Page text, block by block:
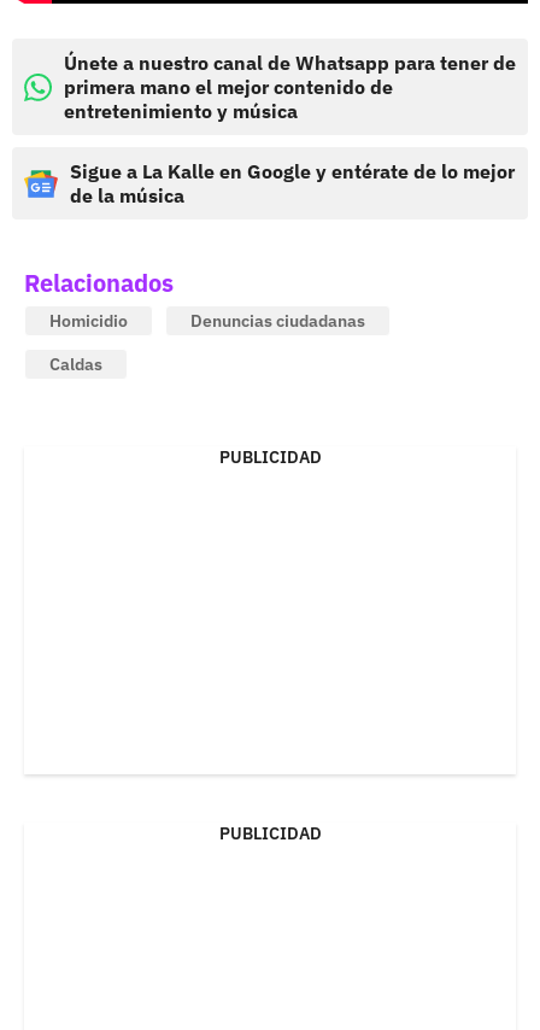
Únete a nuestro canal de Whatsapp para tener de
primera mano el mejor contenido de
entretenimiento y música
Sigue a La Kalle en Google y entérate de lo mejor
de la música
Relacionados
Homicidio
Denuncias ciudadanas
Caldas
PUBLICIDAD
PUBLICIDAD